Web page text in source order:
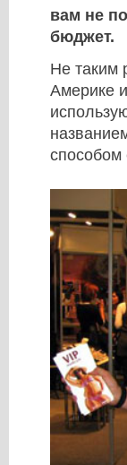
вам не
бюджет.
Не таким
Америке
способом